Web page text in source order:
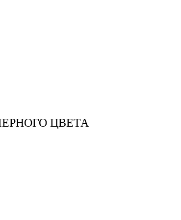
ЦВЕТА